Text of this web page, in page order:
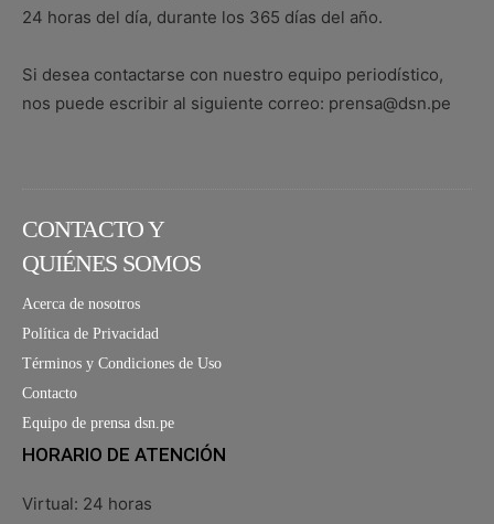
24 horas del día, durante los 365 días del año.
Si desea contactarse con nuestro equipo periodístico,
nos puede escribir al siguiente correo: prensa@dsn.pe
CONTACTO Y
QUIÉNES SOMOS
Acerca de nosotros
Política de Privacidad
Términos y Condiciones de Uso
Contacto
Equipo de prensa dsn.pe
HORARIO DE ATENCIÓN
Virtual: 24 horas